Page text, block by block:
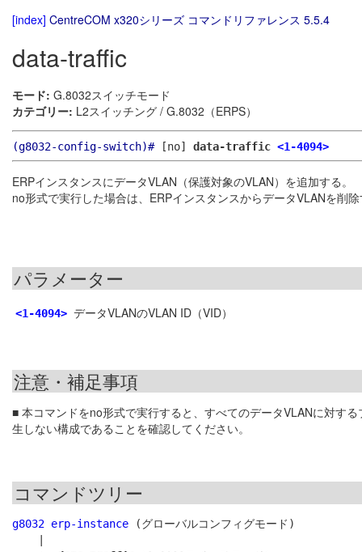
[index] CentreCOM x320シリーズ コマンドリファレンス 5.5.4
data-traffic
モード: G.8032スイッチモード
カテゴリー: L2スイッチング / G.8032（ERPS）
(g8032-config-switch)#[no] data-traffic <1-4094>
ERPインスタンスにデータVLAN（保護対象のVLAN）を追加する。
no形式で実行した場合は、ERPインスタンスからデータVLANを削
パラメーター
<1-4094> データVLANのVLAN ID（VID）
注意・補足事項
■ 本コマンドをno形式で実行すると、すべてのデータVLANに対す
生しない構成であることを確認してください。
コマンドツリー
g8032 erp-instance (グローバルコンフィグモード)